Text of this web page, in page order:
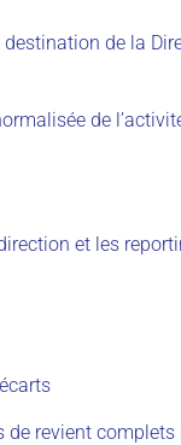
de la
de
et les
de revient